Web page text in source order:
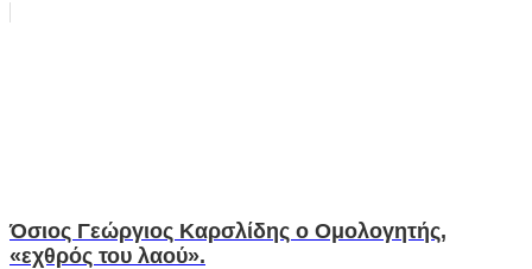
Όσιος Γεώργιος Καρσλίδης ο Ομολογητής,
«εχθρός του λαού».